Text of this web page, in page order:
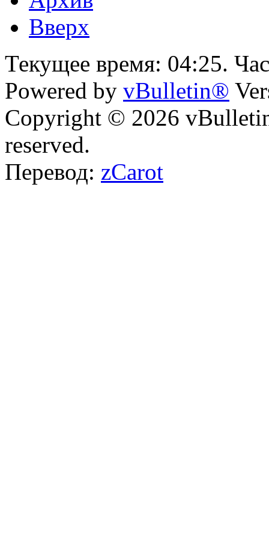
Вверх
Текущее время: 04:25.
Powered by vBulletin®
Copyright © 2026
reserved.
Перевод: zCarot